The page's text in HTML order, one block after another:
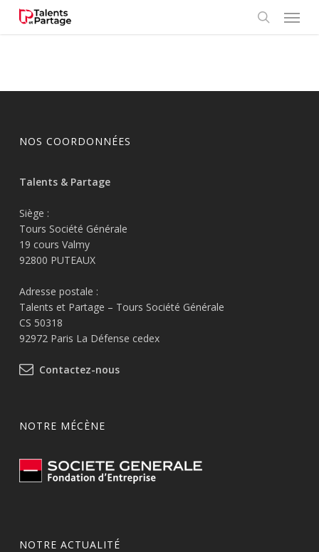
Menu
NOS COORDONNÉES
Talents & Partage
Siège :
Tours Société Générale
19 cours Valmy
92800 PUTEAUX
Adresse postale :
Talents et Partage – Tours Société Générale
CS 50318
92972 Paris La Défense cedex
Contactez-nous
NOTRE MÉCÈNE
NOTRE ACTUALITÉ